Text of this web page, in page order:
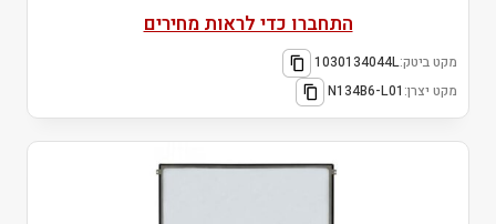
התחברו כדי לראות מחירים
מקט ביטק:1030134044L
מקט יצרן: N134B6-L01